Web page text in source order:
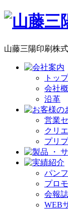
山藤三陽印刷株
トッ
会社
沿革
営業
クリ
プリ
パン
プロ
会報
WEB